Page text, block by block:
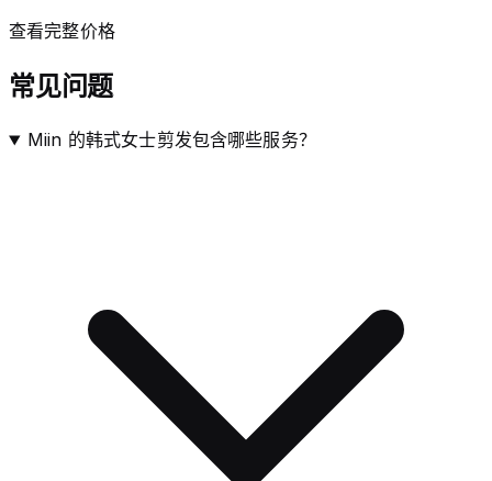
查看完整价格
常见问题
Miin 的韩式女士剪发包含哪些服务？